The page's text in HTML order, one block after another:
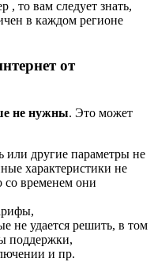
то вам следует знать,
в каждом регионе
от
не нужны. Это может
или другие параметры не
характеристики не
со временем они
не удается решить, в том
поддержки,
и пр.